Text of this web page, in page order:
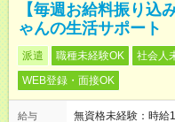
【毎週お給料振り込
ゃんの生活サポート
派遣 職種未経験OK 社会人
WEB登録・面接OK
給与
無資格未経験：時